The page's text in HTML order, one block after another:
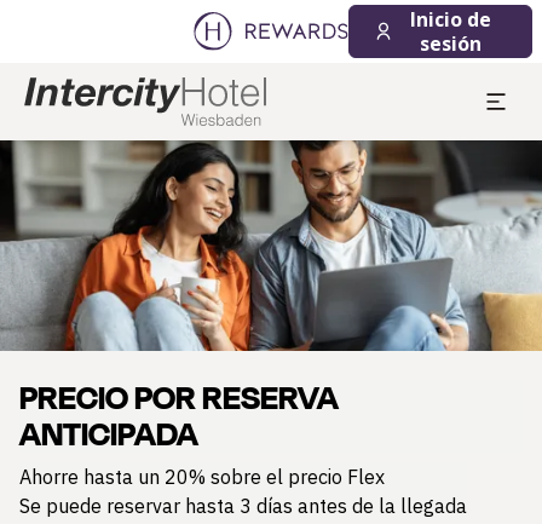
Inicio de
sesión
Diapositiva 1 de 1
PRECIO POR RESERVA
ANTICIPADA
Ahorre hasta un 20% sobre el precio Flex
Se puede reservar hasta 3 días antes de la llegada